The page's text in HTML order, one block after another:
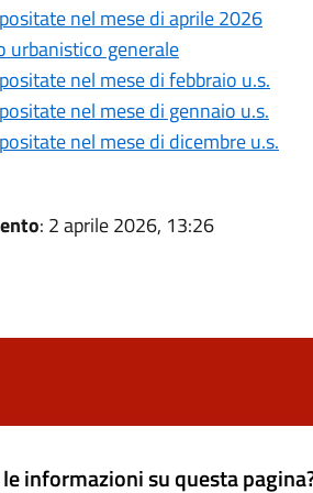
nel mese di aprile 2026
urbanistico generale
nel mese di febbraio u.s.
nel mese di gennaio u.s.
nel mese di dicembre u.s.
: 2 aprile 2026, 13:26
informazioni su questa